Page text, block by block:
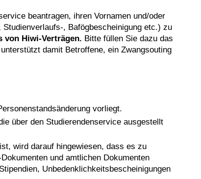
beantragen, ihren Vornamen und/oder
, Bafögbescheinigung etc.) zu
von Hiwi-Verträgen. Bitte füllen Sie dazu das
damit Betroffene, ein Zwangsouting
vorliegt.
über den Studierendenservice ausgestellt
wird darauf hingewiesen, dass es zu
und amtlichen Dokumenten
Unbedenklichkeitsbescheinigungen